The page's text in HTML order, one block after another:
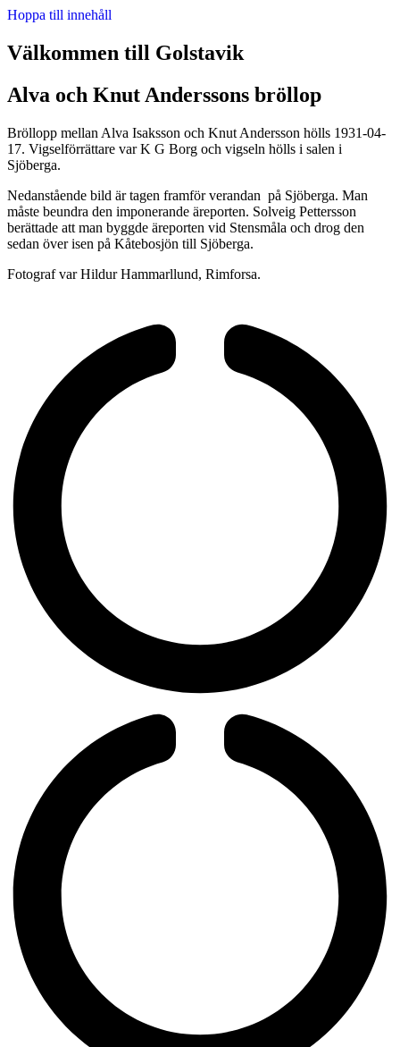
Hoppa till innehåll
Välkommen till Golstavik
Alva och Knut Anderssons bröllop
Bröllopp mellan Alva Isaksson och Knut Andersson hölls 1931-04-
17. Vigselförrättare var K G Borg och vigseln hölls i salen i
Sjöberga.
Nedanstående bild är tagen framför verandan på Sjöberga. Man
måste beundra den imponerande äreporten. Solveig Pettersson
berättade att man byggde äreporten vid Stensmåla och drog den
sedan över isen på Kåtebosjön till Sjöberga.
Fotograf var Hildur Hammarllund, Rimforsa.